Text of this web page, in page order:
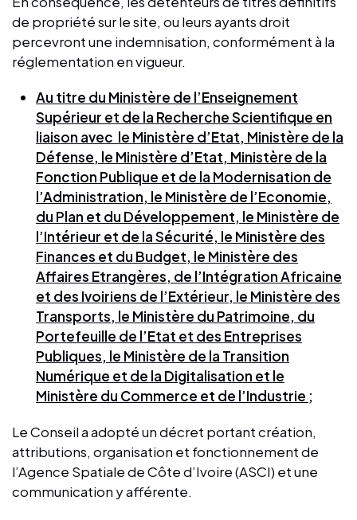
de propriété sur le site, ou leurs ayants droit
percevront une indemnisation, conformément à la
réglementation en vigueur.
Au titre du Ministère de l’Enseignement
Supérieur et de la Recherche Scientifique en
liaison avec le Ministère d’Etat, Ministère de la
Défense, le Ministère d’Etat, Ministère de la
Fonction Publique et de la Modernisation de
l’Administration, le Ministère de l’Economie,
du Plan et du Développement, le Ministère de
l’Intérieur et de la Sécurité, le Ministère des
Finances et du Budget, le Ministère des
Affaires Etrangères, de l’Intégration Africaine
et des Ivoiriens de l’Extérieur, le Ministère des
Transports, le Ministère du Patrimoine, du
Portefeuille de l’Etat et des Entreprises
Publiques, le Ministère de la Transition
Numérique et de la Digitalisation et le
Ministère du Commerce et de l’Industrie ;
Le Conseil a adopté un décret portant création,
attributions, organisation et fonctionnement de
l’Agence Spatiale de Côte d’Ivoire (ASCI) et une
communication y afférente.